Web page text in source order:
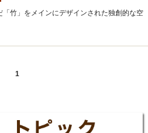
竹」をメインにデザインされた独創的な空
1